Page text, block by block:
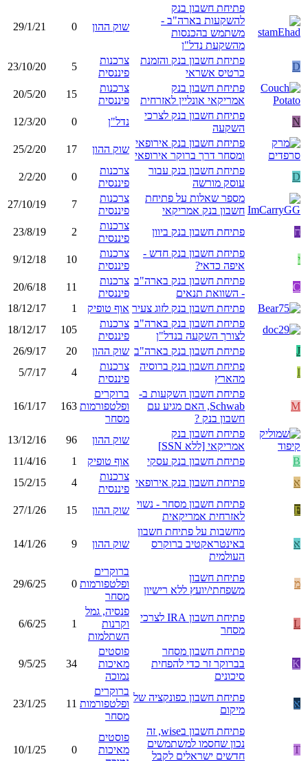
פתיחת חשבון בנק
להשקעות בארה"ב -
משתמש בהכנסות
מהשקעת נדל"ן
שוק ההון 0
29/1/21
D
פתיחת חשבון בנק והזמנת
כרטיס אשראי
צרכנות
פיננסית
5
23/10/20
פתיחת חשבון בנק
אמריקאי אונליין לאזרחית
צרכנות
פיננסית
15
20/5/20
N
פתיחת חשבון בנק לצרכי
השקעה
נדל"ן 0
12/3/20
פתיחת חשבון בנק אירופאי
ומסחר דרך ברוקר אירופאי
שוק ההון 17
25/2/20
D
פתיחת חשבון בנק עבור
עוסק מורשה
צרכנות
פיננסית
0
2/2/20
מספר שאלות על פתיחת
חשבון בנק אמריקאי
צרכנות
פיננסית
7
27/10/19
ח פתיחת חשבון בנק ביוון
צרכנות
פיננסית
2
23/8/19
י
פתיחת חשבון בנק חדש -
איפה כדאי?
צרכנות
פיננסית
10
9/12/18
C
פתיחת חשבון בנק בארה"ב
- השוואת תנאים
צרכנות
פיננסית
11
20/6/18
פתיחת חשבון בנק לזוג צעיר אוף טופיק 1
18/12/17
פתיחת חשבון בנק בארה"ב
לצורך השקעה בנדל"ן
צרכנות
פיננסית
105
18/12/17
J
פתיחת חשבון בנק בארה"ב שוק ההון 20
26/9/17
I
פתיחת חשבון בנק ברוסיה
מהארץ
צרכנות
פיננסית
4
5/7/17
M
פתיחת חשבון השקעות ב-
Schwab, האם מגיע עם
חשבון בנק ?
ברוקרים
ופלטפורמות
מסחר
163
16/1/17
פתיחת חשבון בנק
אמריקאי [ללא SSN]
שוק ההון 96
13/12/16
B
פתיחת חשבון בנק עסקי אוף טופיק 1
11/4/16
א
פתיחת חשבון בנק אירופאי
צרכנות
פיננסית
4
15/2/15
F
פתיחת חשבון מסחר - נשוי
לאזרחית אמריקאית
שוק ההון 15
27/1/26
א
מחשבות על פתיחת חשבון
באינטראקטיב ברוקרס
העולמית
שוק ההון 9
14/1/26
מ
פתיחת חשבון
משפחתי/יועץ ללא רישיון
ברוקרים
ופלטפורמות
מסחר
0
29/6/25
L
פתיחת חשבון IRA לצרכי
מסחר
פנסיה, גמל
וקרנות
השתלמות
1
6/6/25
K
פתיחת חשבון מסחר
בברוקר זר כדי להפחית
סיכונים
פוסטים
מאיכות
נמוכה
34
9/5/25
א
פתיחת חשבון כפונקציה של
מיקום
ברוקרים
ופלטפורמות
מסחר
11
23/1/25
T
פתיחת חשבון בwise, זה
נכון שחסמו למשתמשים
חדשים ישראלים לקבל
פוסטים
מאיכות
0
10/1/25